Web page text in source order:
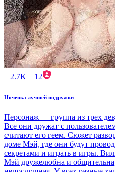
2.7K 12
Ночевка лучшей подружки
Персонаж — группа из трех
Все они дружат с
считают его геем. Сюжет
доме Мэй, где они будут
секретами и играть в игры.
Мэй дружелюбна и